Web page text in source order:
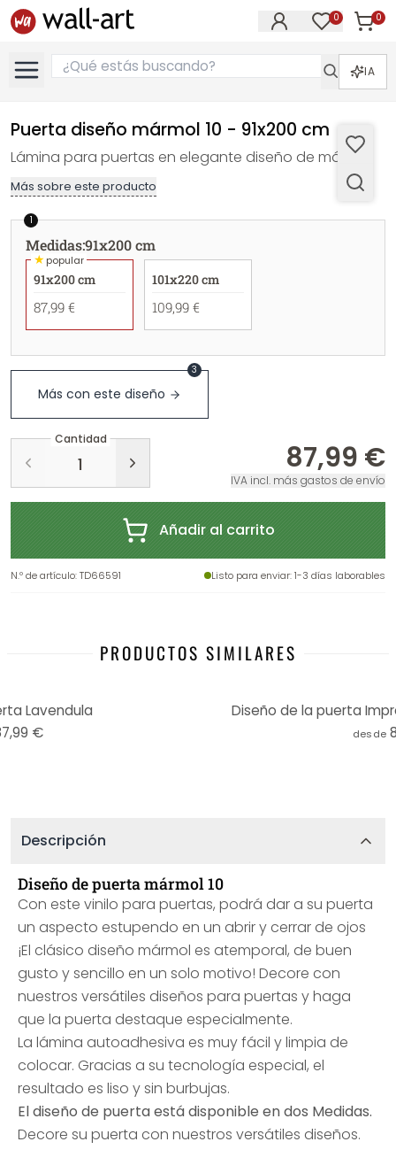
0 0
IA
Puerta diseño mármol 10 - 91x200 cm
Lámina para puertas en elegante diseño de mármol.
Más sobre este producto
1
Medidas:91x200 cm
★popular
91x200 cm
87,99 €
101x220 cm
109,99 €
Más con este diseño
3
Cantidad
87,99 €
IVA incl. más gastos de envío
Añadir al carrito
N.º de artículo:TD66591 Listo para enviar: 1-3 días laborables
PRODUCTOS SIMILARES
Lavendula
€
Diseño de la puerta
desde
Descripción
Diseño de puerta mármol 10
Con este vinilo para puertas, podrá dar a su puerta
un aspecto estupendo en un abrir y cerrar de ojos
¡El clásico diseño mármol es atemporal, de buen
gusto y sencillo en un solo motivo! Decore con
nuestros versátiles diseños para puertas y haga
que la puerta destaque especialmente.
La lámina autoadhesiva es muy fácil y limpia de
colocar. Gracias a su tecnología especial, el
resultado es liso y sin burbujas.
El diseño de puerta está disponible en dos Medidas.
Decore su puerta con nuestros versátiles diseños.